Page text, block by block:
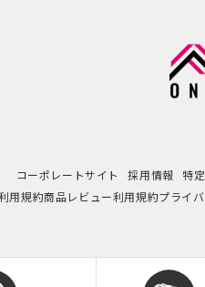
コーポレートサイト 採用情報 特
用規約商品レビュー利用規約プライ